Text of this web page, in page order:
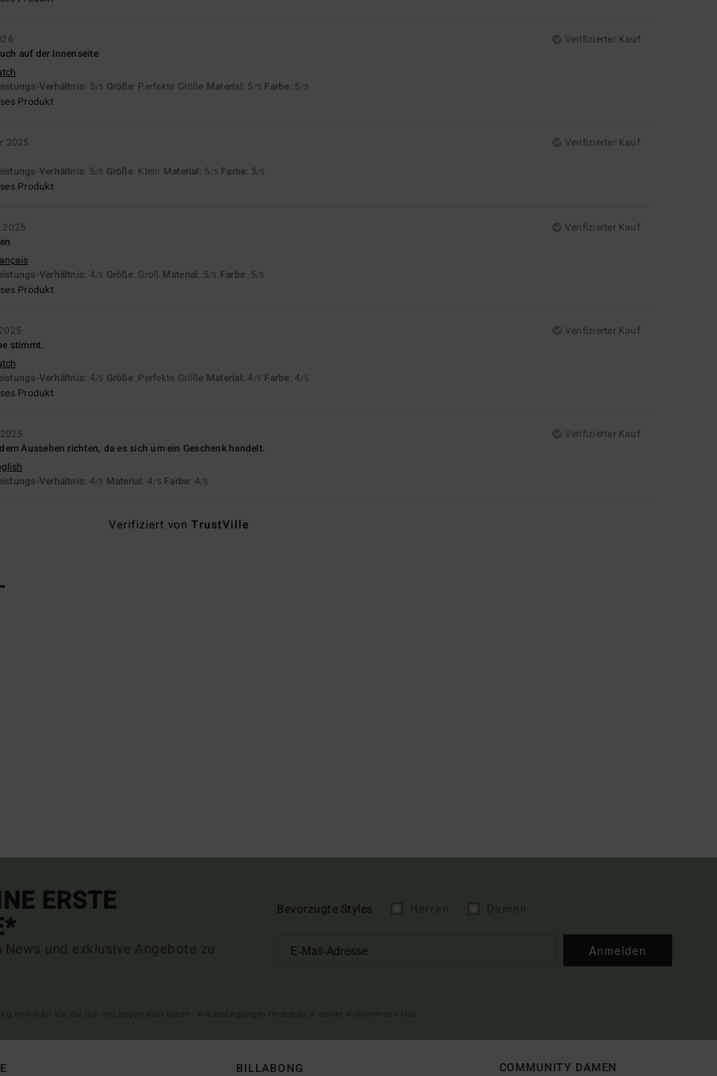
Verifizierter Kauf
auf der Innenseite
Verhältnis: 5/5 Größe: Perfekte Größe Material: 5 /5 Farbe: 5/5
Produkt
2025
Verifizierter Kauf
Verhältnis: 5/5 Größe: Klein Material: 5/5 Farbe: 5/5
Produkt
2025
Verifizierter Kauf
Verhältnis: 4/5 Größe: Groß Material: 5/5 Farbe: 5/5
Produkt
Verifizierter Kauf
stimmt.
Verhältnis: 4/5 Größe: Perfekte Größe Material: 4 /5 Farbe: 4/5
Produkt
Verifizierter Kauf
Aussehen richten, da es sich um ein Geschenk handelt.
Verhältnis: 4/5 Material: 4/5 Farbe: 4/5
Verifiziert vonTrustVille
ERSTE
und exklusive Angebote zu
Bevorzugte Styles
Anmelden
BILLABONG COMMUNITY DAMEN